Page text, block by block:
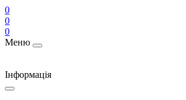
0
0
0
Меню
Інформація